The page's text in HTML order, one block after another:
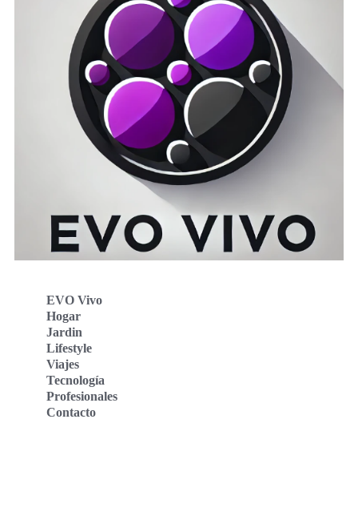
EVO Vivo
Hogar
Jardin
Lifestyle
Viajes
Tecnología
Profesionales
Contacto